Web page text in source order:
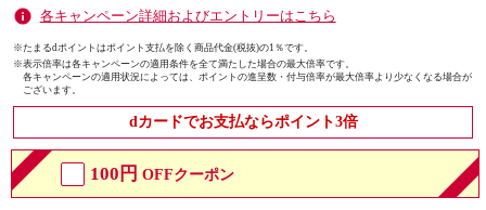
各キャンペーン詳細およびエントリーはこちら
※たまるdポイントはポイント支払を除く商品代金(税抜)の1％です。
※表示倍率は各キャンペーンの適用条件を全て満たした場合の最大倍率です。
各キャンペーンの適用状況によっては、ポイントの進呈数・付与倍率が最大倍率より少なくなる場合が
ございます。
dカードでお支払ならポイント3倍
100円 OFFクーポン